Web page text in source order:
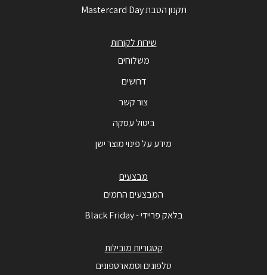
תקנון הטבת Mastercard Day
שירות לקוחות
משלוחים
דרושים
צור קשר
ביטול עסקה
מידע על פינוי מוצר ישן
מבצעים
המבצעים החמים
בלאק פריידי - Black Friday
קטגוריות מובילות
טלפונים וסמארטפונים